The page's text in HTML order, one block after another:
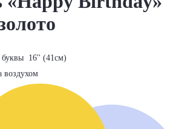
буквы 16'' (41cм)
воздухом